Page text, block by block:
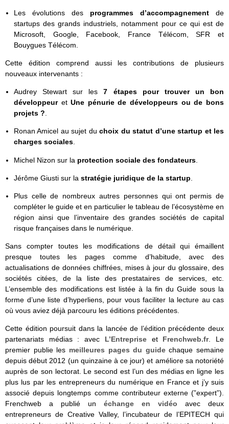
Les évolutions des programmes d’accompagnement de
startups des grands industriels, notamment pour ce qui est de
Microsoft, Google, Facebook, France Télécom, SFR et
Bouygues Télécom.
Cette édition comprend aussi les contributions de plusieurs
nouveaux intervenants :
Audrey Stewart sur les7 étapes pour trouver un bon
développeur etUne pénurie de développeurs ou de bons
projets ?.
Ronan Amicel au sujet duchoix du statut d’une startup et les
charges sociales.
Michel Nizon sur la protection sociale des fondateurs.
Jérôme Giusti sur la stratégie juridique de la startup
Plus celle de nombreux autres personnes qui ont permis de
compléter le guide et en particulier le tableau de l’écosystème en
région ainsi que l’inventaire des grandes sociétés de capital
risque françaises dans le numérique.
Sans compter toutes les modifications de détail qui émaillent
presque toutes les pages comme d’habitude, avec des
actualisations de données chiffrées, mises à jour du glossaire, des
sociétés citées, de la liste des prestataires de services, etc.
L’ensemble des modifications est listée à la fin du Guide sous la
forme d’une liste d’hyperliens, pour vous faciliter la lecture au cas
où vous aviez déjà parcouru les éditions précédentes.
Cette édition poursuit dans la lancée de l’édition précédente deux
partenariats médias : avec L’Entrepriseet Frenchweb.fr. Le
premier publie les meilleures pages du guidechaque semaine
depuis début 2012 (un quinzaine à ce jour) et améliore sa notoriété
auprès de son lectorat. Le second est l’un des médias en ligne les
plus lus par les entrepreneurs du numérique en France et j’y suis
associé depuis longtemps comme contributeur externe (”expert”).
Frenchweb a publié un échange en vidéo avec deux
entrepreneurs de Creative Valley, l’incubateur de l’EPITECH qui